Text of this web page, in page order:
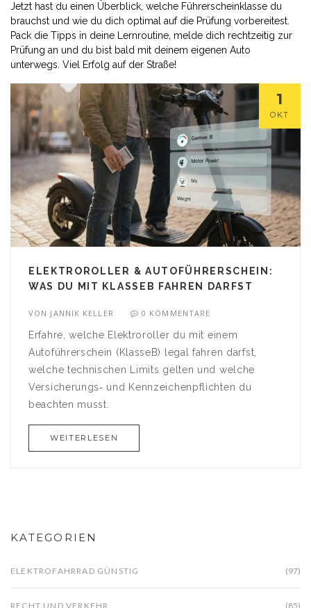
Jetzt hast du einen Überblick, welche Führerscheinklasse du
brauchst und wie du dich optimal auf die Prüfung vorbereitest.
Pack die Tipps in deine Lernroutine, melde dich rechtzeitig zur
Prüfung an und du bist bald mit deinem eigenen Auto
unterwegs. Viel Erfolg auf der Straße!
1
OKT
ELEKTROROLLER & AUTOFÜHRERSCHEIN:
WAS DU MIT KLASSEB FAHREN DARFST
VON JANNIK KELLER 0 KOMMENTARE
Erfahre, welche Elektroroller du mit einem
Autoführerschein (KlasseB) legal fahren darfst,
welche technischen Limits gelten und welche
Versicherungs‑ und Kennzeichenpflichten du
beachten musst.
WEITERLESEN
KATEGORIEN
ELEKTROFAHRRAD GÜNSTIG (97)
RECHT UND VERKEHR (85)